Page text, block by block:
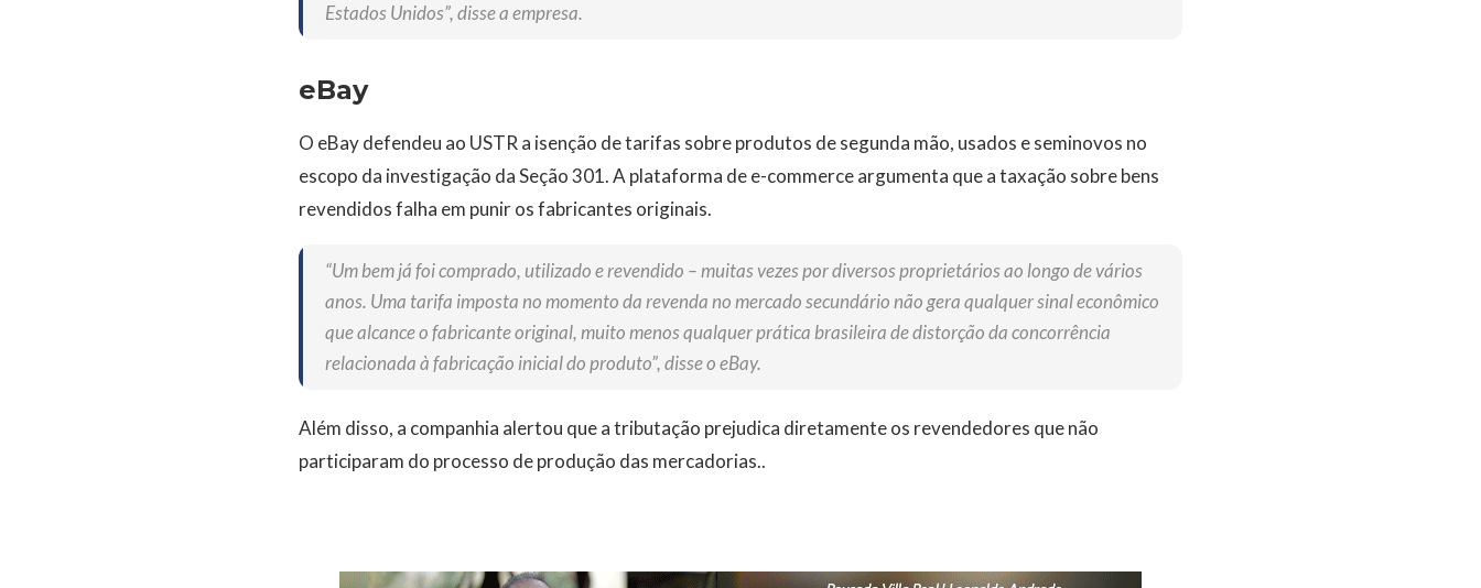
Estados Unidos”, disse a empresa.
eBay
O eBay defendeu ao USTR a isenção de tarifas sobre produtos de segunda mão, usados e seminovos no
escopo da investigação da Seção 301. A plataforma de e-commerce argumenta que a taxação sobre bens
revendidos falha em punir os fabricantes originais.
“Um bem já foi comprado, utilizado e revendido – muitas vezes por diversos proprietários ao longo de vários
anos. Uma tarifa imposta no momento da revenda no mercado secundário não gera qualquer sinal econômico
que alcance o fabricante original, muito menos qualquer prática brasileira de distorção da concorrência
relacionada à fabricação inicial do produto”, disse o eBay.
Além disso, a companhia alertou que a tributação prejudica diretamente os revendedores que não
participaram do processo de produção das mercadorias..